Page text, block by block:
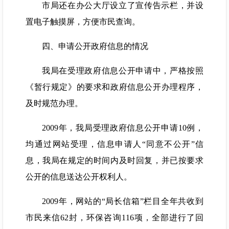
市局还在办公大厅设立了宣传告示栏，并设
置电子触摸屏，方便市民查询。
四、申请公开政府信息的情况
我局在受理政府信息公开申请中，严格按照
《暂行规定》的要求和政府信息公开办理程序，
及时规范办理。
2009年，我局受理政府信息公开申请10例，
均通过网站受理，信息申请人“同意不公开”信
息，我局在规定的时间内及时回复，并已按要求
公开的信息送达公开权利人。
2009年，网站的“局长信箱”栏目全年共收到
市民来信62封，环保咨询116项，全部进行了回